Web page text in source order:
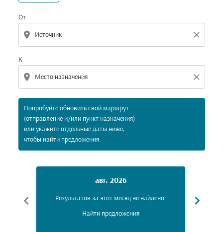
От
location_on close
К
location_on close
Попробуйте обновить свой маршрут
(отправление и/или пункт назначения)
или укажите отдельные даты ниже,
чтобы найти предложения.
chevron_left
авг. 2026
Результатов за этот месяц не найдено.
Найти предложения
chevron_right